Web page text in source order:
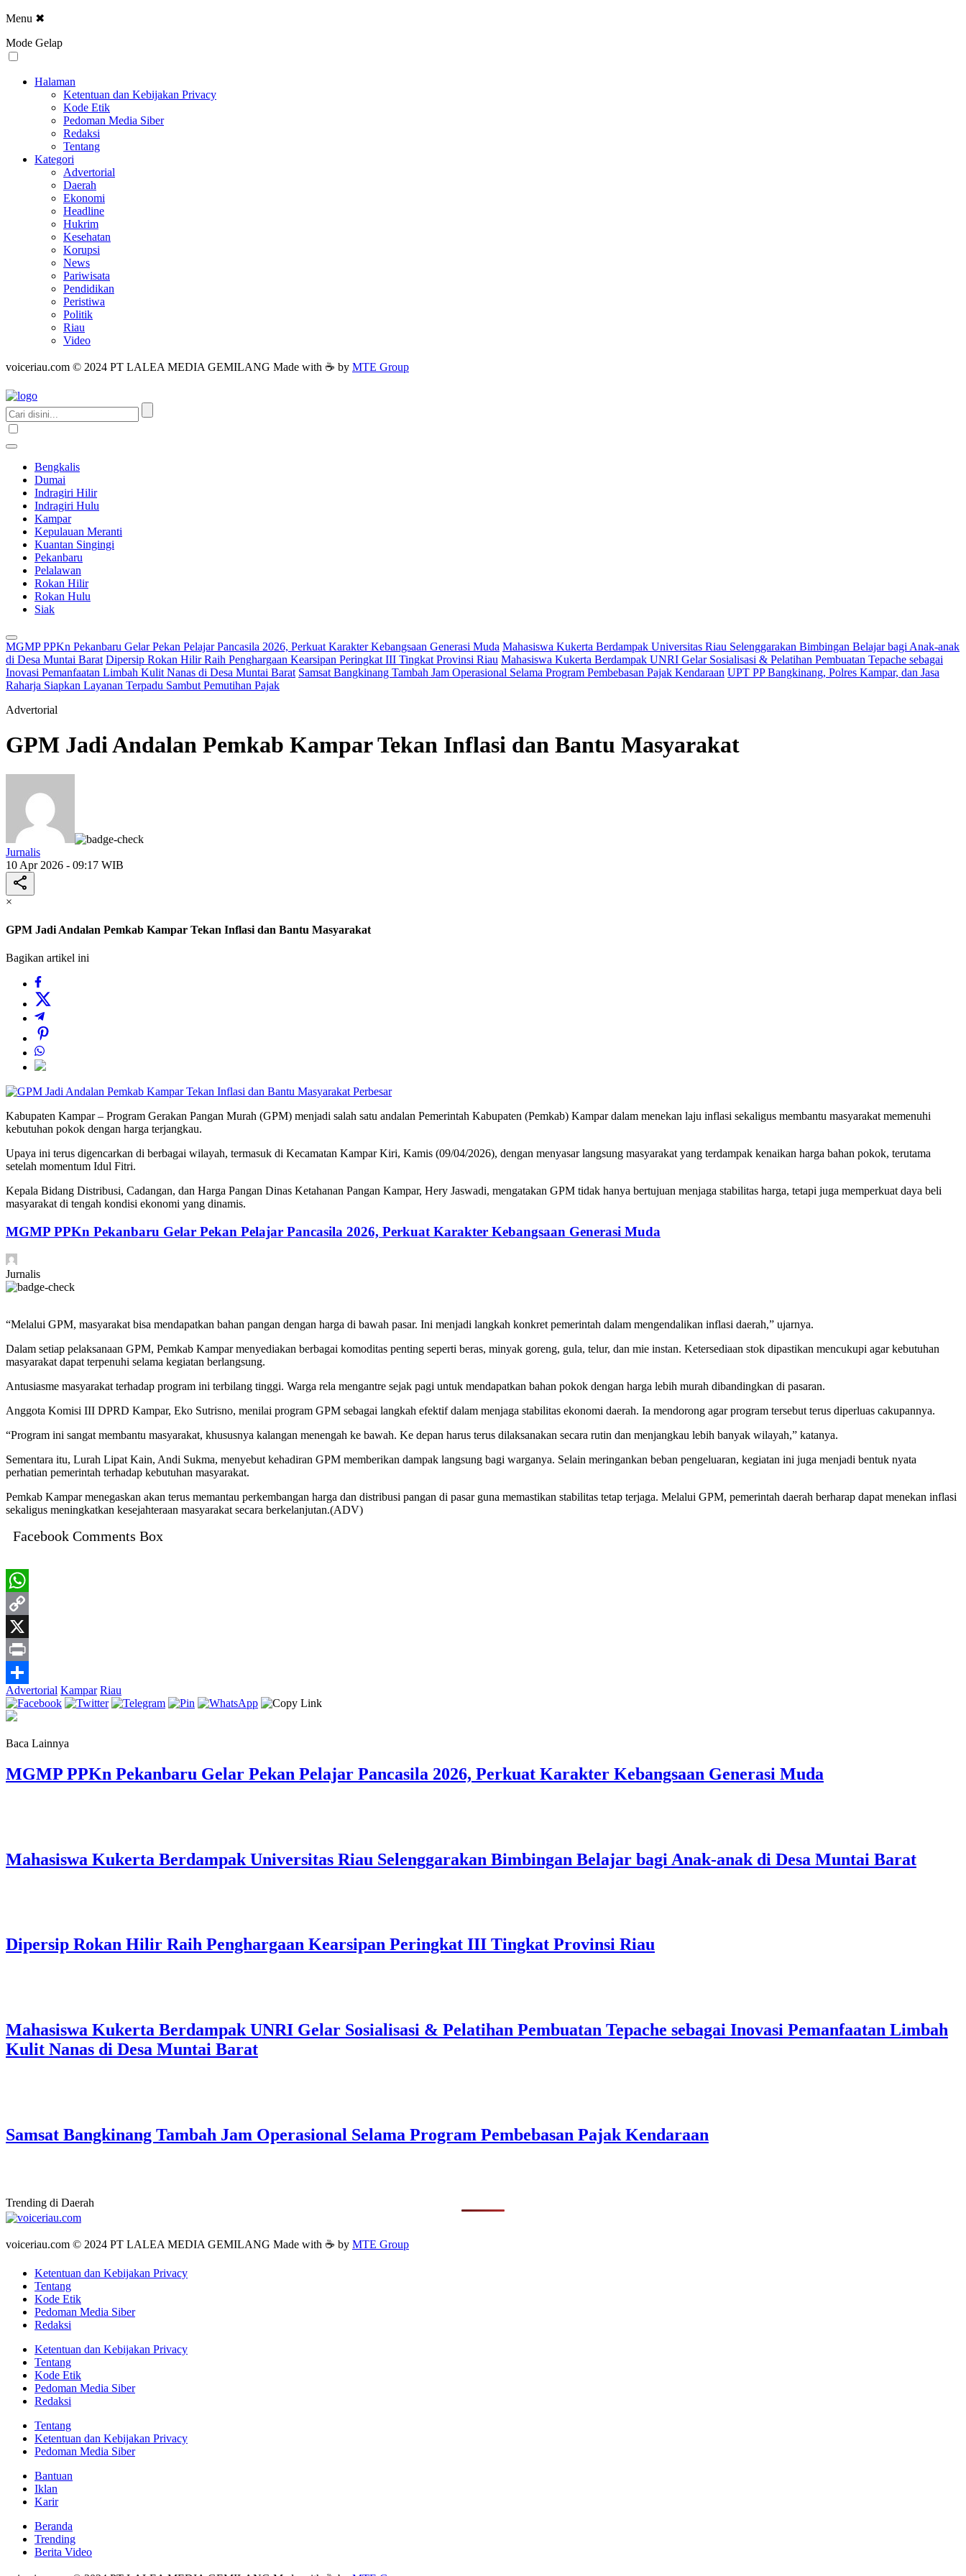
Menu ✖
Mode Gelap
Halaman
Ketentuan dan Kebijakan Privacy
Kode Etik
Pedoman Media Siber
Redaksi
Tentang
Kategori
Advertorial
Daerah
Ekonomi
Headline
Hukrim
Kesehatan
Korupsi
News
Pariwisata
Pendidikan
Peristiwa
Politik
Riau
Video
voiceriau.com © 2024 PT LALEA MEDIA GEMILANG Made with ☕ by MTE Group
Bengkalis
Dumai
Indragiri Hilir
Indragiri Hulu
Kampar
Kepulauan Meranti
Kuantan Singingi
Pekanbaru
Pelalawan
Rokan Hilir
Rokan Hulu
Siak
MGMP PPKn Pekanbaru Gelar Pekan Pelajar Pancasila 2026, Perkuat Karakter Kebangsaan Generasi Muda Mahasiswa Kukerta Berdampak Universitas Riau Selenggarakan Bimbingan Belajar bagi Anak-anak
di Desa Muntai Barat Dipersip Rokan Hilir Raih Penghargaan Kearsipan Peringkat III Tingkat Provinsi Riau Mahasiswa Kukerta Berdampak UNRI Gelar Sosialisasi & Pelatihan Pembuatan Tepache sebagai
Inovasi Pemanfaatan Limbah Kulit Nanas di Desa Muntai Barat Samsat Bangkinang Tambah Jam Operasional Selama Program Pembebasan Pajak Kendaraan UPT PP Bangkinang, Polres Kampar, dan Jasa
Raharja Siapkan Layanan Terpadu Sambut Pemutihan Pajak
Advertorial
GPM Jadi Andalan Pemkab Kampar Tekan Inflasi dan Bantu Masyarakat
Jurnalis
10 Apr 2026 - 09:17 WIB
×
GPM Jadi Andalan Pemkab Kampar Tekan Inflasi dan Bantu Masyarakat
Bagikan artikel ini
Perbesar
Kabupaten Kampar – Program Gerakan Pangan Murah (GPM) menjadi salah satu andalan Pemerintah Kabupaten (Pemkab) Kampar dalam menekan laju inflasi sekaligus membantu masyarakat memenuhi
kebutuhan pokok dengan harga terjangkau.
Upaya ini terus digencarkan di berbagai wilayah, termasuk di Kecamatan Kampar Kiri, Kamis (09/04/2026), dengan menyasar langsung masyarakat yang terdampak kenaikan harga bahan pokok, terutama
setelah momentum Idul Fitri.
Kepala Bidang Distribusi, Cadangan, dan Harga Pangan Dinas Ketahanan Pangan Kampar, Hery Jaswadi, mengatakan GPM tidak hanya bertujuan menjaga stabilitas harga, tetapi juga memperkuat daya beli
masyarakat di tengah kondisi ekonomi yang dinamis.
MGMP PPKn Pekanbaru Gelar Pekan Pelajar Pancasila 2026, Perkuat Karakter Kebangsaan Generasi Muda
Jurnalis
“Melalui GPM, masyarakat bisa mendapatkan bahan pangan dengan harga di bawah pasar. Ini menjadi langkah konkret pemerintah dalam mengendalikan inflasi daerah,” ujarnya.
Dalam setiap pelaksanaan GPM, Pemkab Kampar menyediakan berbagai komoditas penting seperti beras, minyak goreng, gula, telur, dan mie instan. Ketersediaan stok dipastikan mencukupi agar kebutuhan
masyarakat dapat terpenuhi selama kegiatan berlangsung.
Antusiasme masyarakat terhadap program ini terbilang tinggi. Warga rela mengantre sejak pagi untuk mendapatkan bahan pokok dengan harga lebih murah dibandingkan di pasaran.
Anggota Komisi III DPRD Kampar, Eko Sutrisno, menilai program GPM sebagai langkah efektif dalam menjaga stabilitas ekonomi daerah. Ia mendorong agar program tersebut terus diperluas cakupannya.
“Program ini sangat membantu masyarakat, khususnya kalangan menengah ke bawah. Ke depan harus terus dilaksanakan secara rutin dan menjangkau lebih banyak wilayah,” katanya.
Sementara itu, Lurah Lipat Kain, Andi Sukma, menyebut kehadiran GPM memberikan dampak langsung bagi warganya. Selain meringankan beban pengeluaran, kegiatan ini juga menjadi bentuk nyata
perhatian pemerintah terhadap kebutuhan masyarakat.
Pemkab Kampar menegaskan akan terus memantau perkembangan harga dan distribusi pangan di pasar guna memastikan stabilitas tetap terjaga. Melalui GPM, pemerintah daerah berharap dapat menekan inflasi
sekaligus meningkatkan kesejahteraan masyarakat secara berkelanjutan.(ADV)
Facebook Comments Box
WhatsApp
Copy
Link
X
Print
Share
Advertorial Kampar Riau
Baca Lainnya
MGMP PPKn Pekanbaru Gelar Pekan Pelajar Pancasila 2026, Perkuat Karakter Kebangsaan Generasi Muda
Mahasiswa Kukerta Berdampak Universitas Riau Selenggarakan Bimbingan Belajar bagi Anak-anak di Desa Muntai Barat
Dipersip Rokan Hilir Raih Penghargaan Kearsipan Peringkat III Tingkat Provinsi Riau
Mahasiswa Kukerta Berdampak UNRI Gelar Sosialisasi & Pelatihan Pembuatan Tepache sebagai Inovasi Pemanfaatan Limbah
Kulit Nanas di Desa Muntai Barat
Samsat Bangkinang Tambah Jam Operasional Selama Program Pembebasan Pajak Kendaraan
Trending di Daerah
voiceriau.com © 2024 PT LALEA MEDIA GEMILANG Made with ☕ by MTE Group
Ketentuan dan Kebijakan Privacy
Tentang
Kode Etik
Pedoman Media Siber
Redaksi
Ketentuan dan Kebijakan Privacy
Tentang
Kode Etik
Pedoman Media Siber
Redaksi
Tentang
Ketentuan dan Kebijakan Privacy
Pedoman Media Siber
Bantuan
Iklan
Karir
Beranda
Trending
Berita Video